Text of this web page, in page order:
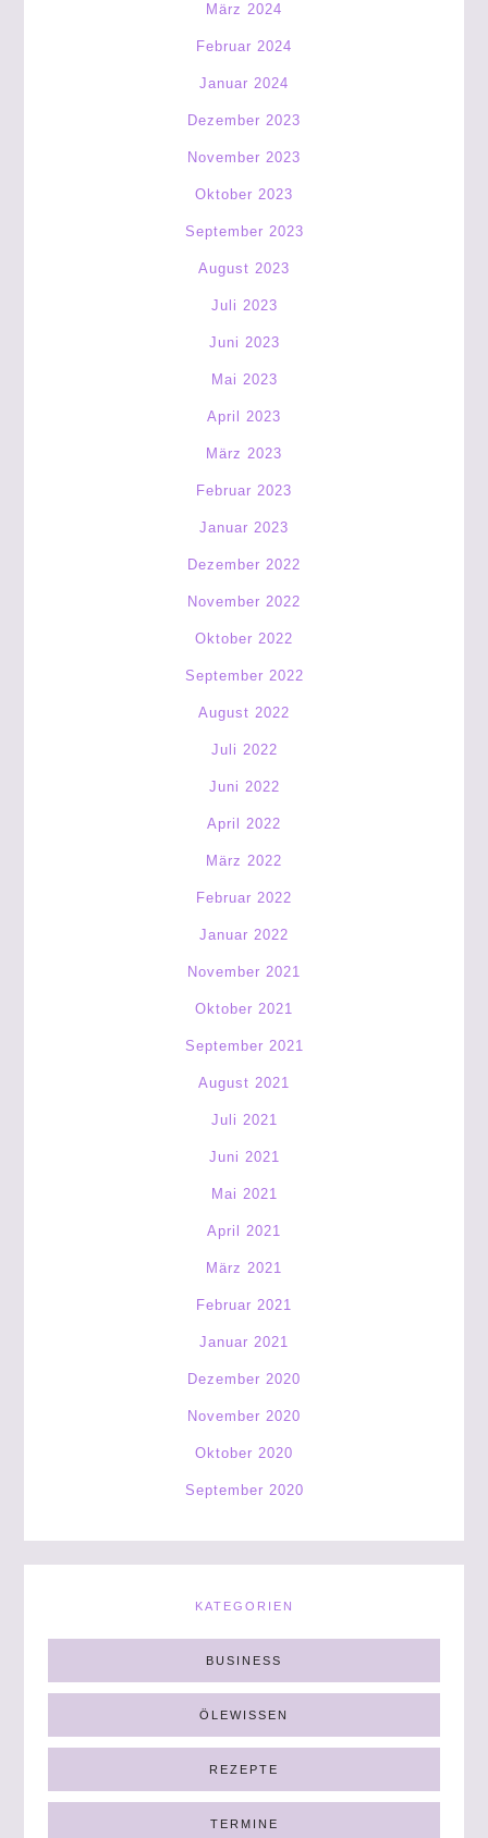
März 2024
Februar 2024
Januar 2024
Dezember 2023
November 2023
Oktober 2023
September 2023
August 2023
Juli 2023
Juni 2023
Mai 2023
April 2023
März 2023
Februar 2023
Januar 2023
Dezember 2022
November 2022
Oktober 2022
September 2022
August 2022
Juli 2022
Juni 2022
April 2022
März 2022
Februar 2022
Januar 2022
November 2021
Oktober 2021
September 2021
August 2021
Juli 2021
Juni 2021
Mai 2021
April 2021
März 2021
Februar 2021
Januar 2021
Dezember 2020
November 2020
Oktober 2020
September 2020
KATEGORIEN
BUSINESS
ÖLEWISSEN
REZEPTE
TERMINE